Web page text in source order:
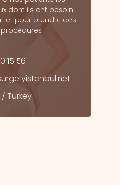
dont ils ont besoin
et pour prendre des
15 56
Turkey